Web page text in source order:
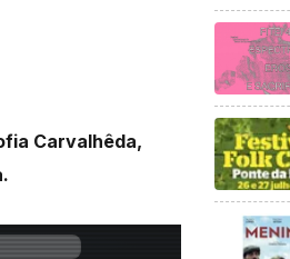
Carvalhêda,